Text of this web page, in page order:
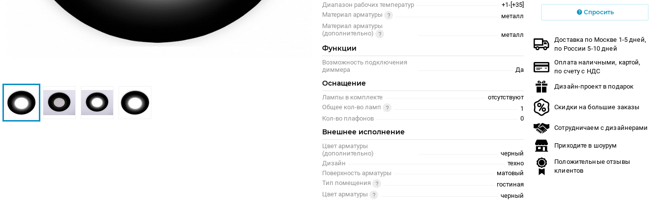
Диапазон рабочих температур
+1-[+35]
Материал арматуры
металл
Материал арматуры
(дополнительно)
металл
Функции
Возможность подключения
диммера
Да
Оснащение
Лампы в комплекте
отсутствуют
Общее кол-во ламп
1
Кол-во плафонов
0
Внешнее исполнение
Цвет арматуры
(дополнительно)
черный
Дизайн
техно
Поверхность арматуры
матовый
Тип помещения
гостиная
Цвет арматуры
черный
Спросить
Доставка по Москве 1-5 дней,
по России 5-10 дней
Оплата наличными, картой,
по счету с НДС
Дизайн-проект в подарок
Скидки на большие заказы
Сотрудничаем с дизайнерами
Приходите в шоурум
Положительные отзывы
клиентов